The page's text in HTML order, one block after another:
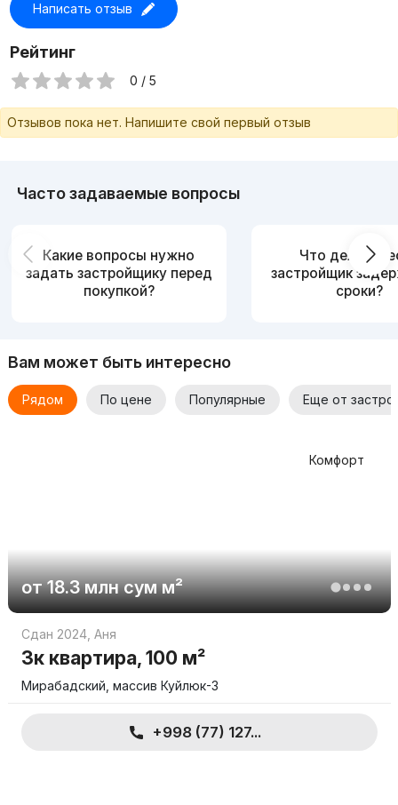
Написать отзыв
Рейтинг
0 / 5
Отзывов пока нет. Напишите свой первый отзыв
Часто задаваемые вопросы
Какие вопросы нужно
задать застройщику перед
покупкой?
Что делать,
застройщик
сроки?
Вам может быть интересно
Рядом По цене Популярные Еще от
Комфорт
от18.3 млн сумм²
Сдан 2024, Аня
3к квартира, 100 м²
Мирабадский, массив Куйлюк-3
+998 (77) 127...